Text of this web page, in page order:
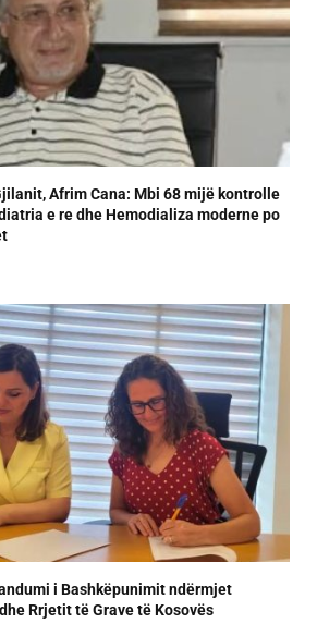
Afrim Cana: Mbi 68 mijë kontrolle
e re dhe Hemodializa moderne po
i Bashkëpunimit ndërmjet
Rrjetit të Grave të Kosovës